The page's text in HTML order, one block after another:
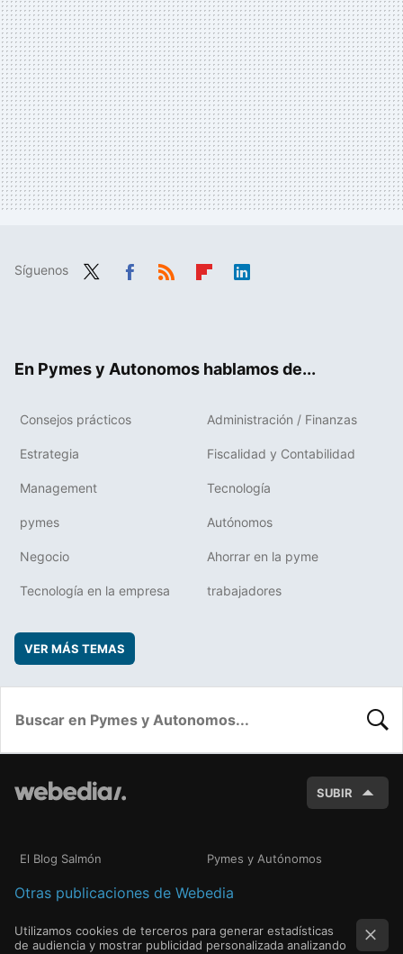
Síguenos
En Pymes y Autonomos hablamos de...
Consejos prácticos Administración / Finanzas
Estrategia Fiscalidad y Contabilidad
Management Tecnología
pymes Autónomos
Negocio Ahorrar en la pyme
Tecnología en la empresa trabajadores
VER MÁS TEMAS
SUBIR
El Blog Salmón Pymes y Autónomos
Otras publicaciones de Webedia
Utilizamos cookies de terceros para generar estadísticas
de audiencia y mostrar publicidad personalizada analizando